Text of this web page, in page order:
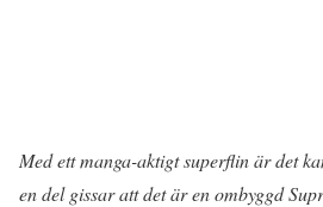
Med ett manga-aktigt superflin är det
en del gissar att det är en ombyggd